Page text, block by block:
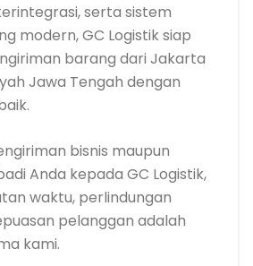
serta sistem
modern, GC Logistik siap
barang dari Jakarta
Jawa Tengah dengan
bisnis maupun
Anda kepada GC Logistik,
waktu, perlindungan
pelanggan adalah
kami.